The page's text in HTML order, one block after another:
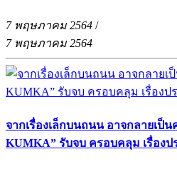
7 พฤษภาคม 2564 /
7 พฤษภาคม 2564
จากเรื่องเล็กบนถนน อาจกลายเป็
KUMKA” รับจบ ครอบคลุม เรื่อง